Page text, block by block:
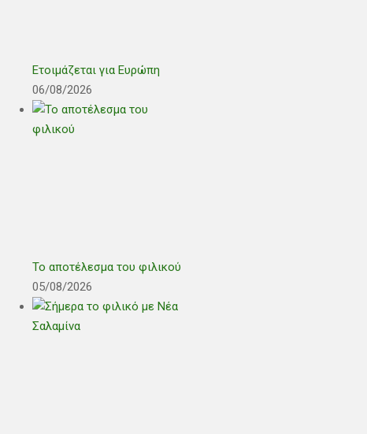
Ετοιμάζεται για Ευρώπη
06/08/2026
Το αποτέλεσμα του φιλικού
05/08/2026